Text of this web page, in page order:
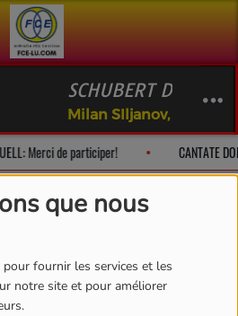
que nous
fournir les services et les
notre site et pour améliorer
SCHUBERT Der
Milan SIljanov, Nino
Merci de participer! CANTATE